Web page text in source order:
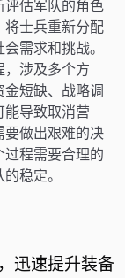
评估军队的角色
将士兵重新分配
需求和挑战。
涉及多个方
短缺、战略调
导致取消营
要做出艰难的决
程需要合理的
稳定。
迅速提升装备